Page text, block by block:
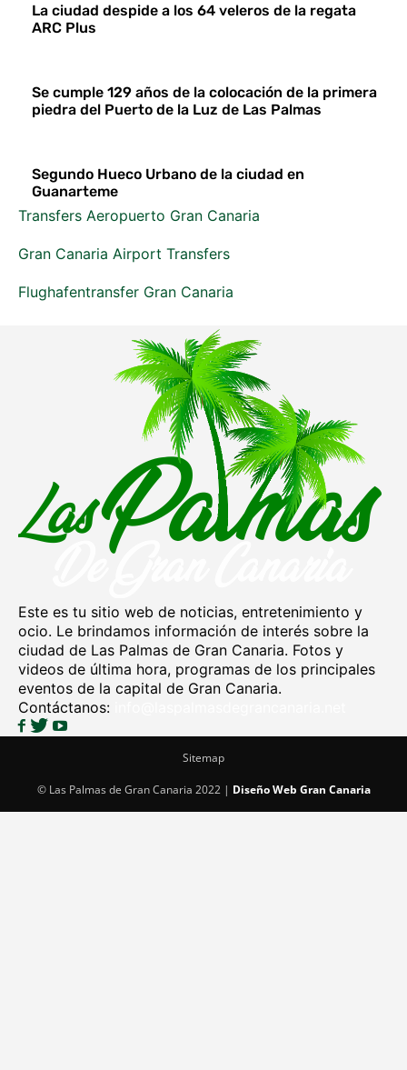
La ciudad despide a los 64 veleros de la regata
ARC Plus
Se cumple 129 años de la colocación de la primera
piedra del Puerto de la Luz de Las Palmas
Segundo Hueco Urbano de la ciudad en
Guanarteme
Transfers Aeropuerto Gran Canaria
Gran Canaria Airport Transfers
Flughafentransfer Gran Canaria
Este es tu sitio web de noticias, entretenimiento y
ocio. Le brindamos información de interés sobre la
ciudad de Las Palmas de Gran Canaria. Fotos y
videos de última hora, programas de los principales
eventos de la capital de Gran Canaria.
Contáctanos:
Sitemap
© Las Palmas de Gran Canaria 2022 | Diseño Web Gran Canaria